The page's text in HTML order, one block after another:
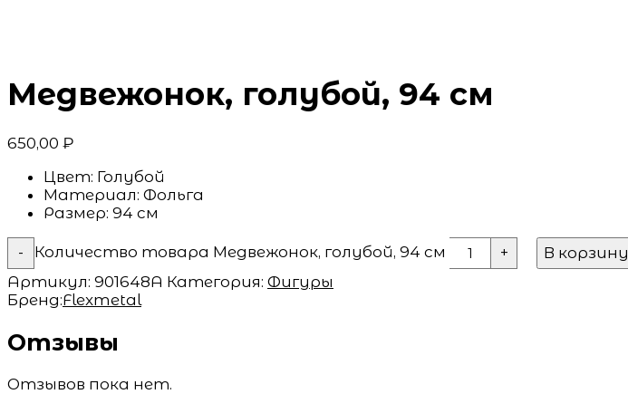
Медвежонок, голубой, 94 см
650,00 ₽
Цвет: Голубой
Материал: Фольга
Размер: 94 см
- Количество товара Медвежонок, голубой, 94 см +
В корзину
Артикул: 901648A Категория: Фигуры
Бренд:Flexmetal
Отзывы
Отзывов пока нет.